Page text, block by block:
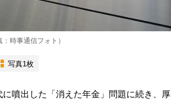
時事通信フォト）
写真1枚
噴出した「消えた年金」問題に続き、厚